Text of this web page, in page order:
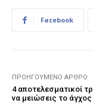
Facebook
ΠΡΟΗΓΟΎΜΕΝΟ ΆΡΘΡΟ
4 αποτελεσματικοί
να μειώσεις το άγχος